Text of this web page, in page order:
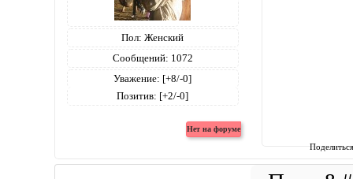
Пол: Женский
Сообщений: 1072
Уважение: [+8/-0]
Позитив: [+2/-0]